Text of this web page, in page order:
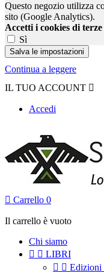
Questo negozio utilizza
sito (Google Analytics).
Accetti i cookies di
Sì
Continua a leggere
IL TUO ACCOUNT 
Accedi
 Carrello 0
Il carrello è vuoto
Chi siamo
  LIBRI
  Edizioni